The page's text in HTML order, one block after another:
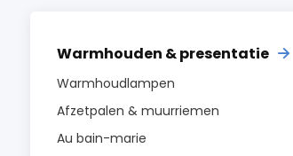
Warmhouden & presentatie
Warmhoudlampen
Afzetpalen & muurriemen
Au bain-marie